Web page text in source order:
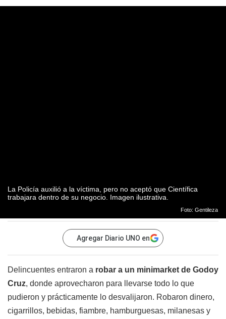
La Policía auxilió a la víctima, pero no aceptó que Científica
trabajara dentro de su negocio. Imagen ilustrativa.
Foto: Gentileza
Agregar Diario UNO en
Delincuentes entraron a robar a un minimarket de Godoy
Cruz, donde aprovecharon para llevarse todo lo que
pudieron y prácticamente lo desvalijaron. Robaron dinero,
cigarrillos, bebidas, fiambre, hamburguesas, milanesas y